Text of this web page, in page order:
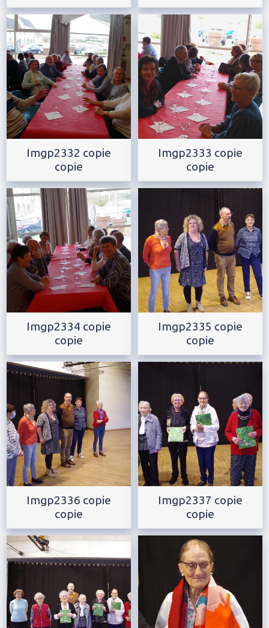
Imgp2332 copie
copie
Imgp2333 copie
copie
Imgp2334 copie
copie
Imgp2335 copie
copie
Imgp2336 copie
copie
Imgp2337 copie
copie